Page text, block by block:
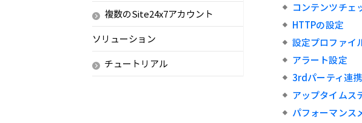
複数のSite24x7アカウント
ソリューション
チュートリアル
コンテンツチェ
HTTPの設定
設定プロファイ
アラート設定
3rdパーティ連携
アップタイムス
パフォーマンス